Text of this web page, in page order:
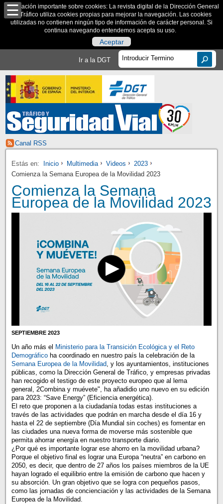
Información importante sobre cookies: La revista digital de la Dirección General
de Tráfico utiliza cookies propias para mejorar la navegación. Las cookies
utilizadas no contienen ningún tipo de información de carácter personal. Si
continua navegando entendemos acepta su uso.
Aceptar
Ir a la DGT
Canal RSS
Estás en: Inicio Multimedia Videos
2023
Comienza la Semana Europea de la Movilidad 2023
Comienza la Semana
Europea de la Movilidad 2023
SEPTIEMBRE 2023
Un año más el Ministerio para la Transición Ecológica y el Reto
Demográficoha coordinado en nuestro país la celebración de la
Semana Europea de la Movilidad, y los ayuntamientos, instituciones
públicas, como la Dirección General de Tráfico, y empresas privadas
han recogido el testigo de este proyecto europeo que al lema
general, 2Combina y muévete", ha añadidio uno nuevo en su edición
para 2023: “Save Energy” (Eficiencia energética).
El reto que proponen a la ciudadanía todas estas instituciones a
través de las actividades que podrán en marcha desde el día 16 y
hasta el 22 de septiembre (Día Mundial sin coches) es fomentar en
las ciudades una nueva forma de moverse más sostenible que
permita ahorrar energía en nuestro transporte diario.
¿Por qué es importante lograr ese ahorro en la movilidad urbana?
Porque el objetivo final es lograr una Europa “neutra” en carbono en
2050, es decir, que dentro de 27 años los países miembros de la UE
hayan logrado el equilibrio entre la emisión de carbono que hacen y
su absorción. Un gran objetivo que se logra con pequeños pasos,
como las jornadas de concienciación y las actividades de la Semana
Europea de la Movilidad.